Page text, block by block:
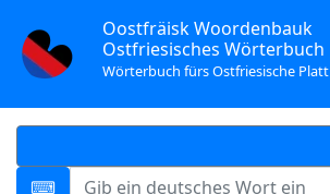
Oostfräisk Woordenbauk
Ostfriesisches Wörterbuch
Wörterbuch fürs Ostfriesische Platt